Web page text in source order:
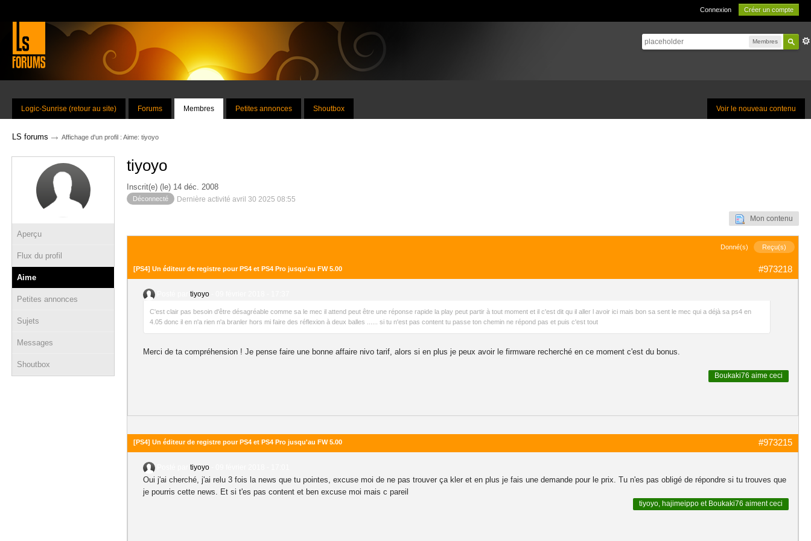
Connexion Créer un compte
Membres
Voir le nouveau contenu
Logic-Sunrise (retour au site) Forums Membres Petites annonces Shoutbox
LS forums → Affichage d'un profil : Aime: tiyoyo
Aperçu
Flux du profil
Aime
Petites annonces
Sujets
Messages
Shoutbox
tiyoyo
Inscrit(e) (le) 14 déc. 2008
Déconnecté Dernière activité avril 30 2025 08:55
Mon contenu
Donné(s) Reçu(s)
#973218
[PS4] Un éditeur de registre pour PS4 et PS4 Pro jusqu'au FW 5.00
tiyoyo
C'est clair pas besoin d'être désagréable comme sa le mec il attend peut être une réponse rapide la play peut partir à tout moment et il c'est dit qu il aller l avoir ici mais bon sa sent le mec qui a déjà sa ps4 en
4.05 donc il en n'a rien n'a branler hors mi faire des réflexion à deux balles ...... si tu n'est pas content tu passe ton chemin ne répond pas et puis c'est tout
Merci de ta compréhension ! Je pense faire une bonne affaire nivo tarif, alors si en plus je peux avoir le firmware recherché en ce moment c'est du bonus.
Boukaki76 aime ceci
#973215
[PS4] Un éditeur de registre pour PS4 et PS4 Pro jusqu'au FW 5.00
tiyoyo
Oui j'ai cherché, j'ai relu 3 fois la news que tu pointes, excuse moi de ne pas trouver ça kler et en plus je fais une demande pour le prix. Tu n'es pas obligé de répondre si tu trouves que
je pourris cette news. Et si t'es pas content et ben excuse moi mais c pareil
tiyoyo, hajimeippo et Boukaki76 aiment ceci